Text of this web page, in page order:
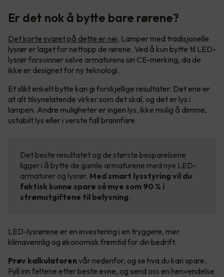
Er det nok å bytte bare rørene?
Det korte svaret på dette er nei. Lamper med tradisjonelle
lysrør er laget for nettopp de rørene. Ved å kun bytte til LED-
lysrør forsvinner selve armaturens sin CE-merking, da de
ikke er designet for ny teknologi.
Et slikt enkelt bytte kan gi forskjellige resultater. Det ene er
at alt tilsynelatende virker som det skal, og det er lys i
lampen. Andre muligheter er ingen lys, ikke mulig å dimme,
ustabilt lys eller i verste fall brannfare.
Det beste resultatet og de største besparelsene
ligger i å bytte de gamle armaturene med nye LED-
armaturer og lysrør. Med smart lysstyring vil du
faktisk kunne spare så mye som 90 % i
strømutgiftene til belysning.
LED-lysrørene er en investering i en tryggere, mer
klimavennlig og økonomisk fremtid for din bedrift.
Prøv kalkulatorenvår nedenfor, og se hva du kan spare.
Fyll inn feltene etter beste evne, og send oss en henvendelse